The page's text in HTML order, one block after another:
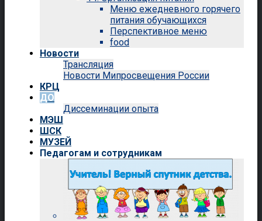
Меню ежедневного горячего
питания обучающихся
Перспективное меню
food
Новости
Трансляция
Новости Мипросвещения России
КРЦ
ДО
Диссеминации опыта
МЭШ
ШСК
МУЗЕЙ
Педагогам и сотрудникам